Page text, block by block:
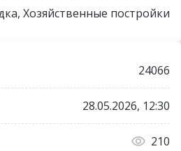
Хозяйственные постройки
24066
28.05.2026, 12:30
210